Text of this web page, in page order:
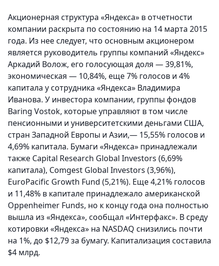
Акционерная структура «Яндекса» в отчетности
компании раскрыта по состоянию на 14 марта 2015
года. Из нее следует, что основным акционером
является руководитель группы компаний «Яндекс»
Аркадий Волож, его голосующая доля — 39,81%,
экономическая — 10,84%, еще 7% голосов и 4%
капитала у сотрудника «Яндекса» Владимира
Иванова. У инвестора компании, группы фондов
Baring Vostok, которые управляют в том числе
пенсионными и университетскими деньгами США,
стран Западной Европы и Азии,— 15,55% голосов и
4,69% капитала. Бумаги «Яндекса» принадлежали
также Capital Research Global Investors (6,69%
капитала), Comgest Global Investors (3,96%),
EuroPacific Growth Fund (5,21%). Еще 4,21% голосов
и 11,48% в капитале принадлежало американской
Oppenheimer Funds, но к концу года она полностью
вышла из «Яндекса», сообщал «Интерфакс». В среду
котировки «Яндекса» на NASDAQ снизились почти
на 1%, до $12,79 за бумагу. Капитализация составила
$4 млрд.